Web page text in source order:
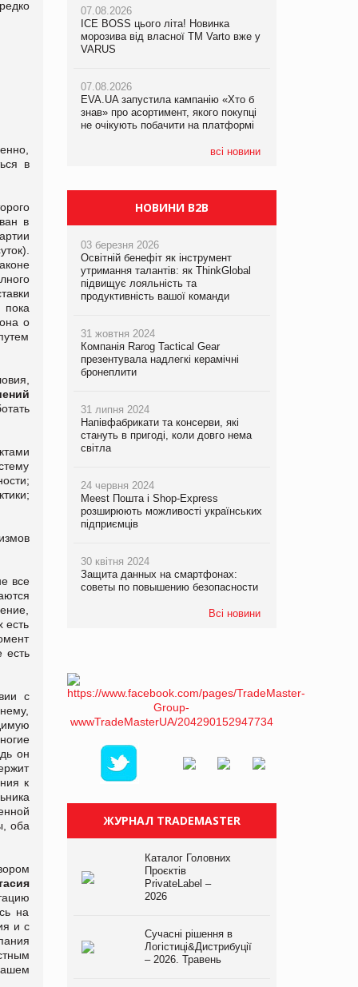
в
в
о
все
есть
есть
с
он
к
оба
на
и с
07.08.2026
ICE BOSS цього літа! Новинка
морозива від власної ТМ Varto вже у
VARUS
07.08.2026
EVA.UA запустила кампанію «Хто б
знав» про асортимент, якого покупці
не очікують побачити на платформі
всі новини
06.08.2026
Смачна новинка для хвостатих: у
VARUS з’явилися паучі Varto Paw
05.08.2026
Мережа супермаркетів VARUS купує
мережу магазинів формату
компанія налічуватиме 374 магазини
07.08.2026
Франція заборонила рекламні дзвінки
НОВИНИ B2B
03 березня 2026
Освітній бенефіт як інструмент
утримання талантів: як ThinkGlobal
підвищує лояльність та
продуктивність вашої команди
31 жовтня 2024
Компанія Rarog Tactical Gear
презентувала надлегкі керамічні
бронеплити
31 липня 2024
Напівфабрикати та консерви, які
стануть в пригоді, коли довго нема
світла
24 червня 2024
Meest Пошта і Shop-Express
розширюють можливості українських
підприємців
30 квітня 2024
Защита данных на смартфонах:
советы по повышению безопасности
Всі новини
ЖУРНАЛ TRADEMASTER
Каталог Головних
Проєктів
PrivateLabel –
2026
Сучасні рішення в
Логістиці&Дистрибуції
– 2026. Травень